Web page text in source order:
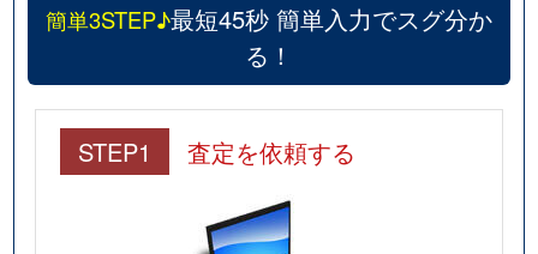
簡単3STEP♪最短45秒 簡単入力でスグ分か
る！
STEP1 査定を依頼する